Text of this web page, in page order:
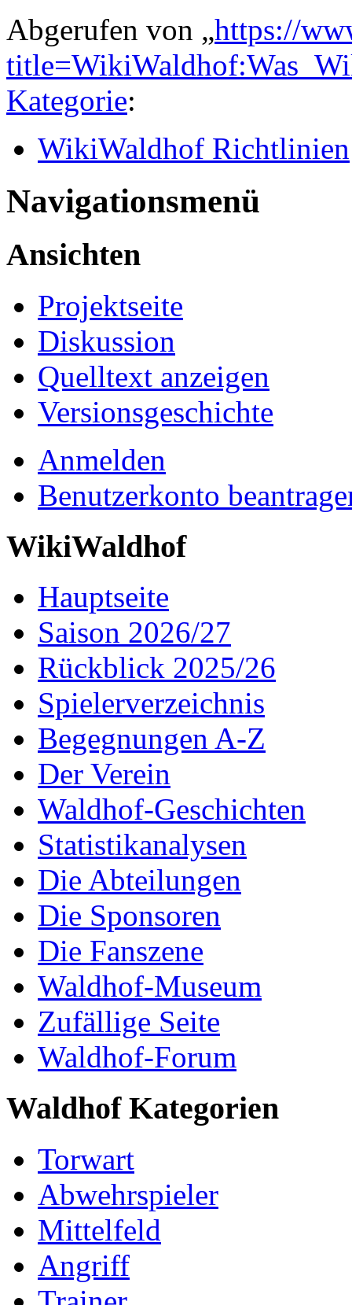
Abgerufen von „https://
Kategorie:
WikiWaldhof Richtlinien
Navigationsmenü
Ansichten
Projektseite
Diskussion
Quelltext anzeigen
Versionsgeschichte
Anmelden
Benutzerkonto
WikiWaldhof
Hauptseite
Saison 2026/27
Rückblick 2025/26
Spielerverzeichnis
Begegnungen A-Z
Der Verein
Waldhof-Geschichten
Statistikanalysen
Die Abteilungen
Die Sponsoren
Die Fanszene
Waldhof-Museum
Zufällige Seite
Waldhof-Forum
Waldhof Kategorien
Torwart
Abwehrspieler
Mittelfeld
Angriff